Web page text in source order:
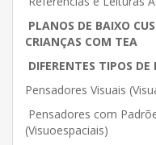
PLANOS DE BAIXO
CRIANÇAS COM TEA
DIFERENTES TIPOS
Pensadores Visuais
Pensadores com
(Visuoespaciais)